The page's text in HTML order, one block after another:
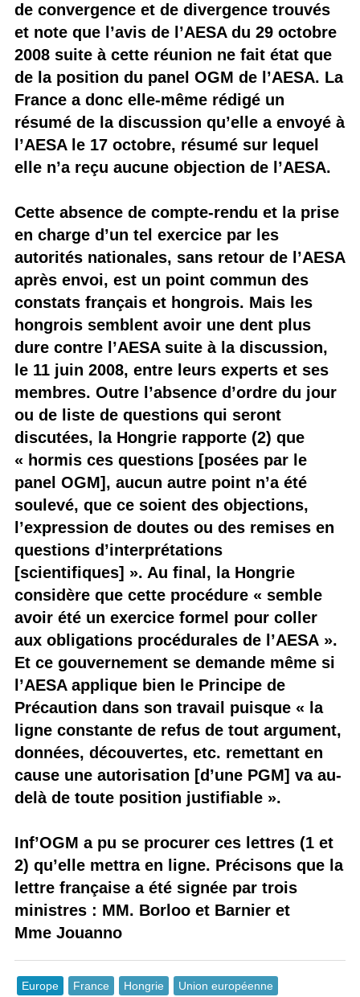
de convergence et de divergence trouvés
et note que l’avis de l’AESA du 29 octobre
2008 suite à cette réunion ne fait état que
de la position du panel OGM de l’AESA. La
France a donc elle-même rédigé un
résumé de la discussion qu’elle a envoyé à
l’AESA le 17 octobre, résumé sur lequel
elle n’a reçu aucune objection de l’AESA.
Cette absence de compte-rendu et la prise
en charge d’un tel exercice par les
autorités nationales, sans retour de l’AESA
après envoi, est un point commun des
constats français et hongrois. Mais les
hongrois semblent avoir une dent plus
dure contre l’AESA suite à la discussion,
le 11 juin 2008, entre leurs experts et ses
membres. Outre l’absence d’ordre du jour
ou de liste de questions qui seront
discutées, la Hongrie rapporte (2) que
« hormis ces questions [posées par le
panel OGM], aucun autre point n’a été
soulevé, que ce soient des objections,
l’expression de doutes ou des remises en
questions d’interprétations
[scientifiques] ». Au final, la Hongrie
considère que cette procédure « semble
avoir été un exercice formel pour coller
aux obligations procédurales de l’AESA ».
Et ce gouvernement se demande même si
l’AESA applique bien le Principe de
Précaution dans son travail puisque « la
ligne constante de refus de tout argument,
données, découvertes, etc. remettant en
cause une autorisation [d’une PGM] va au-
delà de toute position justifiable ».
Inf’OGM a pu se procurer ces lettres (1 et
2) qu’elle mettra en ligne. Précisons que la
lettre française a été signée par trois
ministres : MM. Borloo et Barnier et
Mme Jouanno
Europe France Hongrie Union européenne